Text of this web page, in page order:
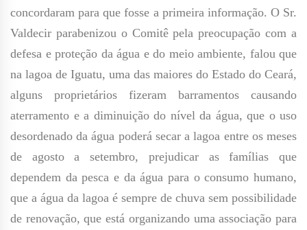
concordaram para que fosse a primeira informação. O Sr.
Valdecir parabenizou o Comitê pela preocupação com a
defesa e proteção da água e do meio ambiente, falou que
na lagoa de Iguatu, uma das maiores do Estado do Ceará,
alguns proprietários fizeram barramentos causando
aterramento e a diminuição do nível da água, que o uso
desordenado da água poderá secar a lagoa entre os meses
de agosto a setembro, prejudicar as famílias que
dependem da pesca e da água para o consumo humano,
que a água da lagoa é sempre de chuva sem possibilidade
de renovação, que está organizando uma associação para